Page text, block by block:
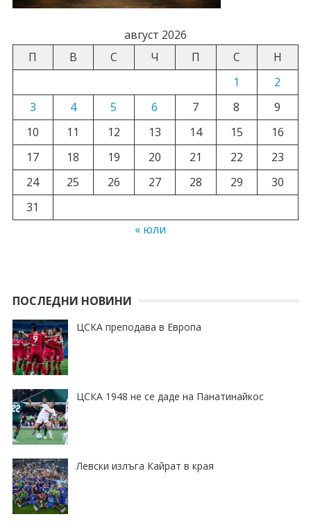
август 2026
П
В С Ч П С
Н
1
2
3
4 5 6 7 8
9
10
11 12 13 14 15
16
17
18 19 20 21 22
23
24
25 26 27 28 29
30
31
« юли
ПОСЛЕДНИ НОВИНИ
ЦСКА преподава в Европа
ЦСКА 1948 не се даде на Панатинайкос
Левски излъга Кайрат в края